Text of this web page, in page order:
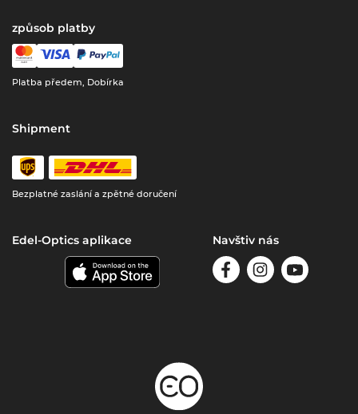
způsob platby
Platba předem, Dobírka
Shipment
Bezplatné zaslání a zpětné doručení
Edel-Optics aplikace Navštiv nás